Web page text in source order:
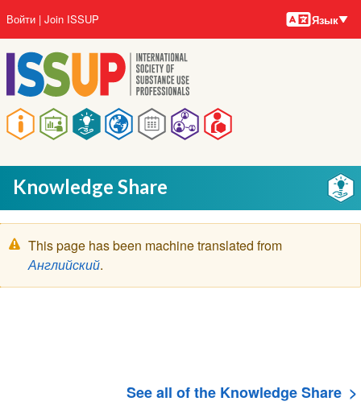
основному
содержанию
Main
navigation
User
account
menu
Войти Join ISSUP Языки
Язык
Knowledge Share
Предупреждение
This page has been machine translated from
Английский.
See all of the Knowledge Share